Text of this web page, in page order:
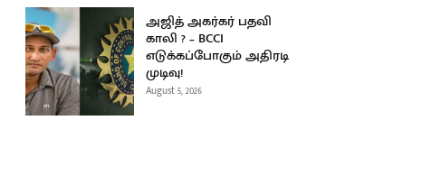
அஜித் அகர்கர் பதவி
காலி ? – BCCI
எடுக்கப்போகும் அதிரடி
முடிவு!
August 5, 2026